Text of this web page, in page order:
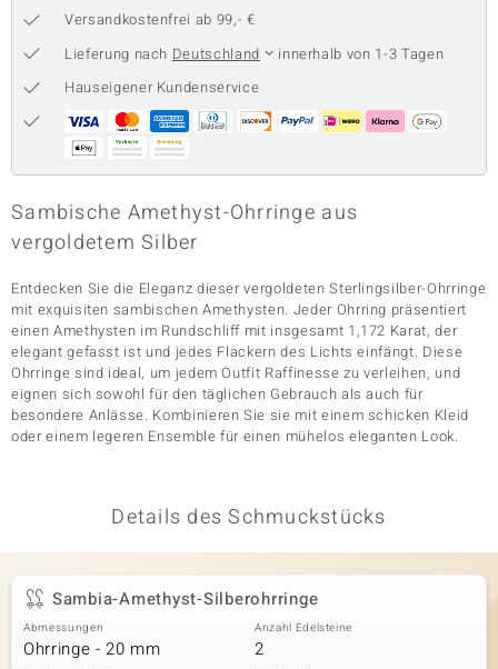
Collection
Classics
Versandkostenfrei ab 99,- €
Lieferung nach Deutschland
innerhalb von 1-3 Tagen
Hauseigener Kundenservice
Sambische Amethyst-Ohrringe aus
vergoldetem Silber
Entdecken Sie die Eleganz dieser vergoldeten Sterlingsilber-Ohrringe
mit exquisiten sambischen Amethysten. Jeder Ohrring präsentiert
einen Amethysten im Rundschliff mit insgesamt 1,172 Karat, der
elegant gefasst ist und jedes Flackern des Lichts einfängt. Diese
Ohrringe sind ideal, um jedem Outfit Raffinesse zu verleihen, und
eignen sich sowohl für den täglichen Gebrauch als auch für
besondere Anlässe. Kombinieren Sie sie mit einem schicken Kleid
oder einem legeren Ensemble für einen mühelos eleganten Look.
Details des Schmuckstücks
Sambia-Amethyst-Silberohrringe
Abmessungen
Ohrringe - 20 mm
Anzahl Edelsteine
2